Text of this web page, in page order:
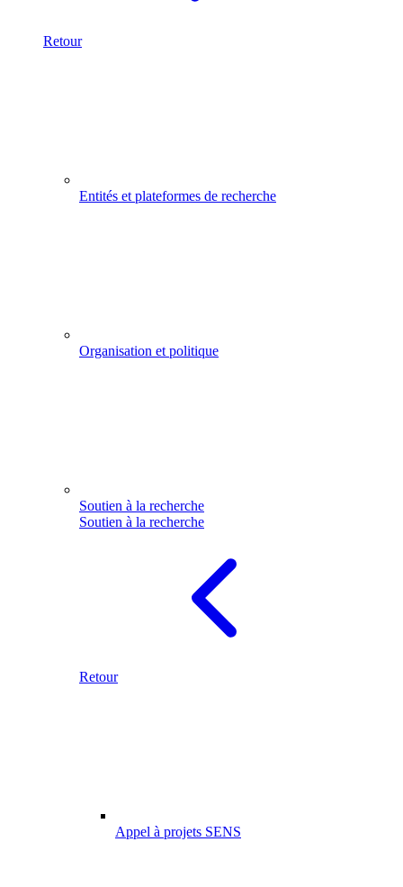
Retour
Entités et plateformes de recherche
Organisation et politique
Soutien à la recherche
Soutien à la recherche
Retour
Appel à projets SENS